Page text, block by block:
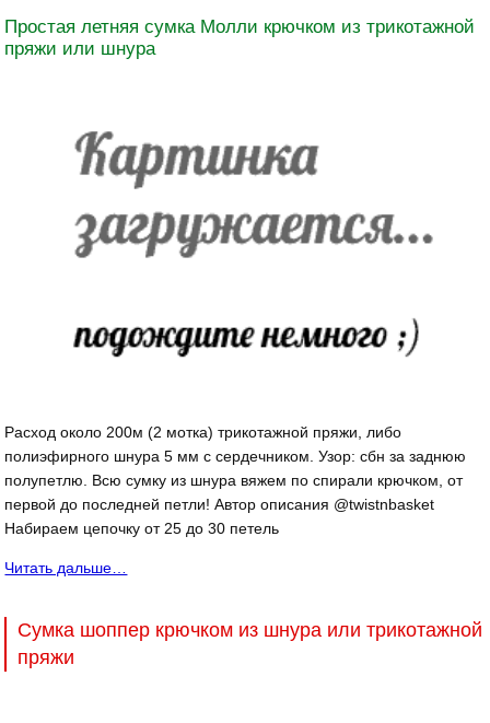
Простая летняя сумка Молли крючком из трикотажной
пряжи или шнура
Расход около 200м (2 мотка) трикотажной пряжи, либо
полиэфирного шнура 5 мм с сердечником. Узор: сбн за заднюю
полупетлю. Всю сумку из шнура вяжем по спирали крючком, от
первой до последней петли! Автор описания @twistnbasket
Набираем цепочку от 25 до 30 петель
Читать дальше…
Сумка шоппер крючком из шнура или трикотажной
пряжи